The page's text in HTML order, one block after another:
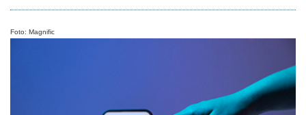
concedidas 20 bolsas no âmbito do PV, e 11 bolsas para o